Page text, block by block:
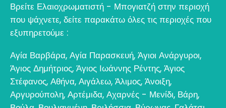
Βρείτε Ελαιοχρωματιστή - Μπογιατζή στην περιοχή
που ψάχνετε, δείτε παρακάτω όλες τις περιοχές που
εξυπηρετούμε :
Αγία Βαρβάρα, Αγία Παρασκευή, Άγιοι Ανάργυροι,
Άγιος Δημήτριος, Άγιος Ιωάννης Ρέντης, Άγιος
Στέφανος, Αθήνα, Αιγάλεω, Άλιμος, Άνοιξη,
Αργυρούπολη, Αρτέμιδα, Αχαρνές - Μενίδι, Βάρη,